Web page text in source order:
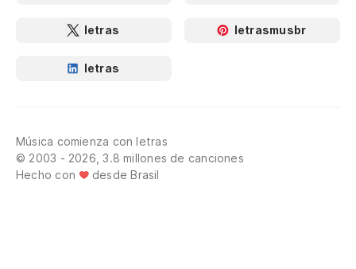
letras letrasmusbr
letras
Música comienza con letras
© 2003 - 2026, 3.8 millones de canciones
Hecho con
desde Brasil